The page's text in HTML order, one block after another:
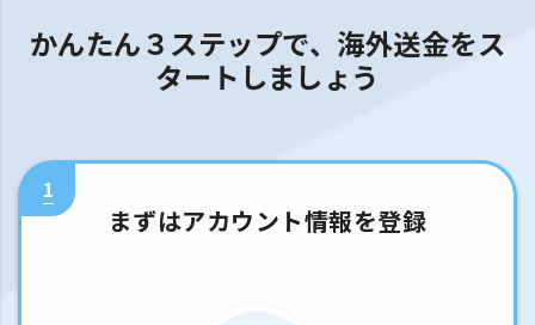
かんたん３ステップで、海外送金をス
タートしましょう
1
まずはアカウント情報を登録